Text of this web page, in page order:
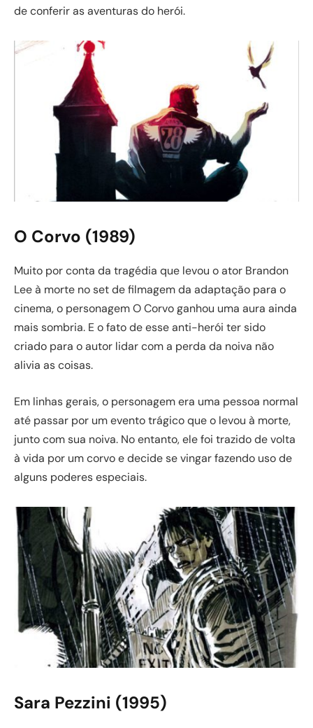
de conferir as aventuras do herói.
O Corvo (1989)
Muito por conta da tragédia que levou o ator Brandon
Lee à morte no set de filmagem da adaptação para o
cinema, o personagem O Corvo ganhou uma aura ainda
mais sombria. E o fato de esse anti-herói ter sido
criado para o autor lidar com a perda da noiva não
alivia as coisas.
Em linhas gerais, o personagem era uma pessoa normal
até passar por um evento trágico que o levou à morte,
junto com sua noiva. No entanto, ele foi trazido de volta
à vida por um corvo e decide se vingar fazendo uso de
alguns poderes especiais.
Sara Pezzini (1995)